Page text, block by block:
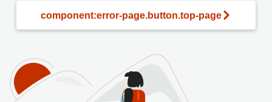
component:error-page.button.top-page